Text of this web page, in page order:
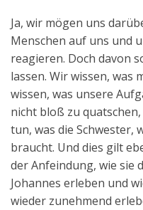
Ja, wir mögen uns
Menschen auf uns und
reagieren. Doch davon
lassen. Wir wissen, was
wissen, was unsere
nicht bloß zu
tun, was die Schwester,
braucht. Und dies gilt
der Anfeindung, wie sie
Johannes erleben und
wieder zunehmend